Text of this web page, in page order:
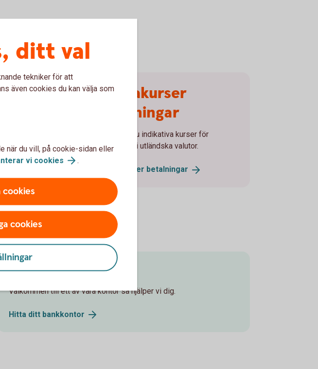
är att betalaren gör
Valutakurser
betalningar
Här finner du indikativa kurser för
betalningar i utländska valutor.
Valutakurser betalningar
Besök oss
Välkommen till ett av våra kontor så hjälper vi dig.
Hitta ditt bankkontor
ditt val
tekniker för att
även cookies du kan välja som
när du vill, på cookie-sidan eller
vi cookies .
cookies
cookies